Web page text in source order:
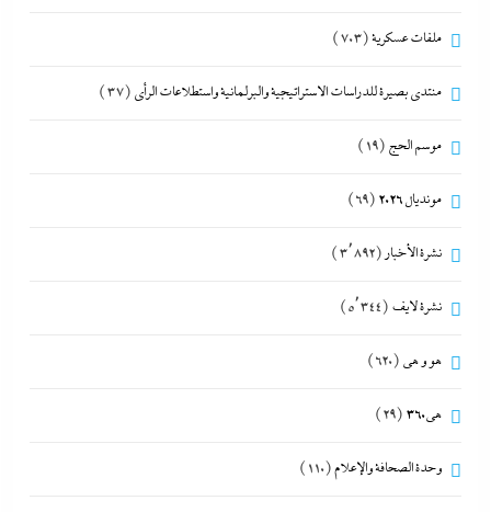
ملفات عسكرية(703)
منتدى بصيرة للدراسات الاستراتيجية والبرلمانية واستطلاعات الرأى (37)
موسم الحج (19)
مونديال 2026 (69)
نشرة الأخبار (3٬892)
نشرة لايف (5٬344)
هو و هي (620)
هى360 (29)
وحدة الصحافة والإعلام(110)